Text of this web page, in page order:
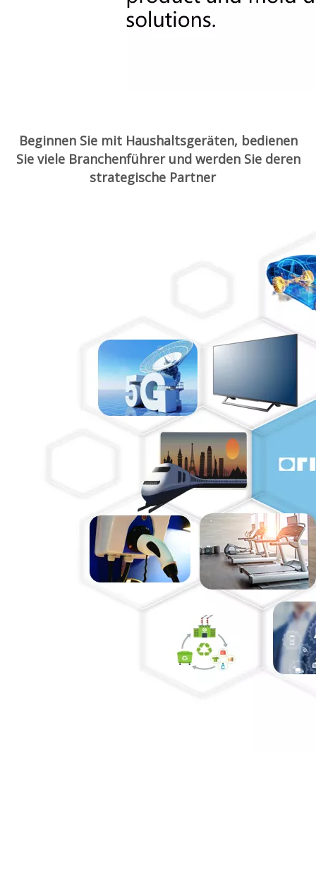
Beginnen Sie mit Haushaltsgeräten, bedienen
Sie viele Branchenführer und werden Sie deren
strategische Partner